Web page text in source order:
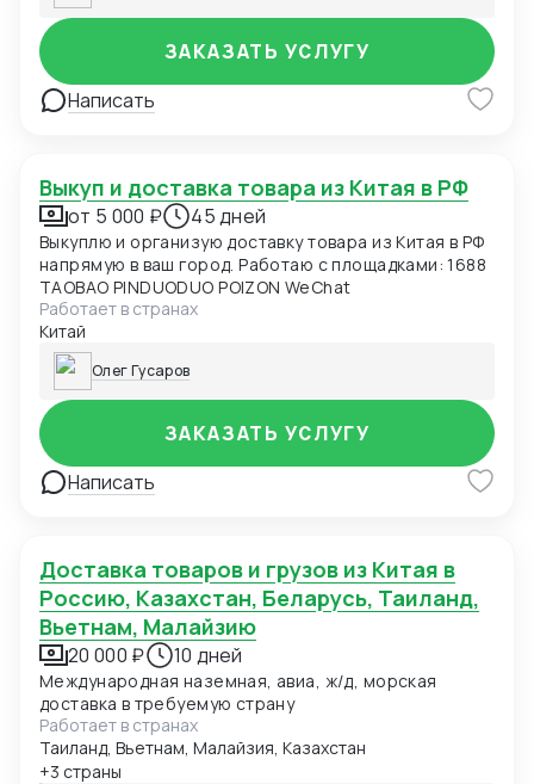
Написать
ЗАКАЗАТЬ УСЛУГУ
Выкуп и доставка товара из Китая в РФ
от 5 000 ₽ 45 дней
Выкуплю и организую доставку товара из Китая в РФ
напрямую в ваш город. Работаю с площадками: 1688
TAOBAO PINDUODUO POIZON WeChat
Работает в странах
Китай
Олег Гусаров
Написать
ЗАКАЗАТЬ УСЛУГУ
Доставка товаров и грузов из Китая в
Россию, Казахстан, Беларусь, Таиланд,
Вьетнам, Малайзию
20 000 ₽ 10 дней
Международная наземная, авиа, ж/д, морская
доставка в требуемую страну
Работает в странах
Таиланд, Вьетнам, Малайзия, Казахстан
+3 страны